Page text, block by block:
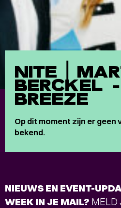
NITE |
BERCKEL
BREEZE
Op dit moment zijn er
bekend.
NIEUWS EN EVENT-
WEEK IN JE MAIL? MELD